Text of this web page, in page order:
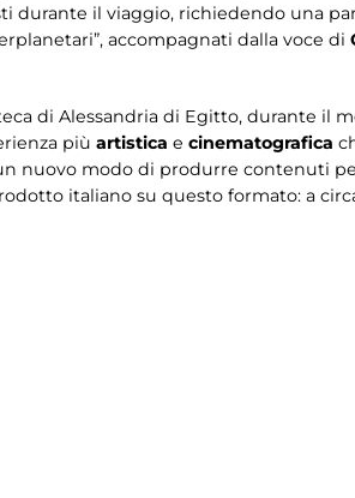
durante il viaggio, richiedendo una
accompagnati dalla voce di
di Alessandria di Egitto, durante il
più artistica e cinematografica
nuovo modo di produrre contenuti
italiano su questo formato: a